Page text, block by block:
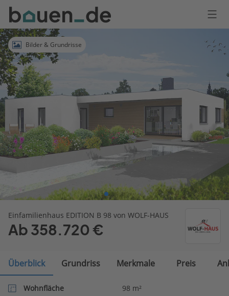
Bauen
Logo
AnmeldenBilder & Grundrisse
Einfamilienhaus EDITION B 98 von WOLF-HAUS
Ab 358.720 €
Überblick Grundriss Merkmale Preis
Wohnfläche
98 m²